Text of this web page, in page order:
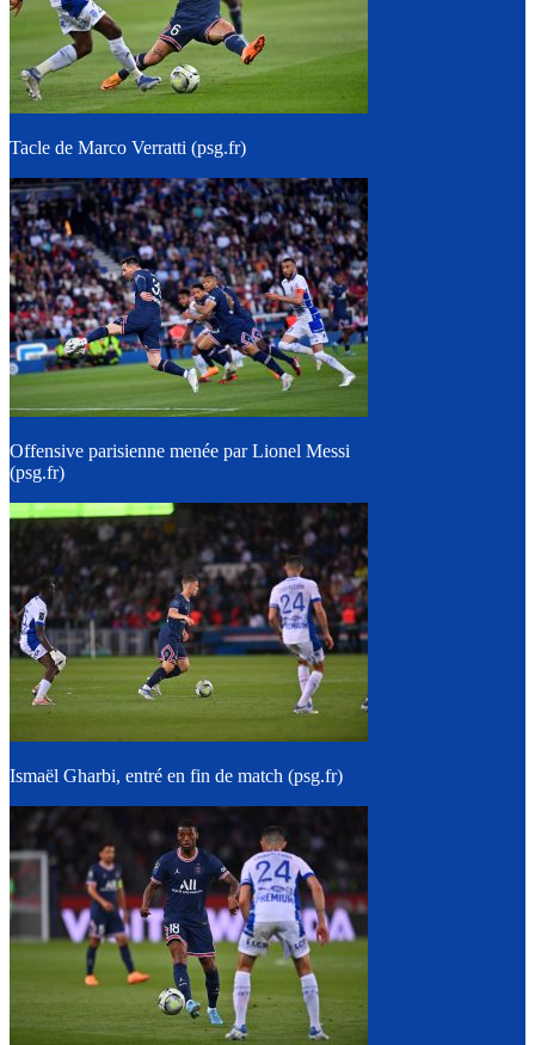
Tacle de Marco Verratti (psg.fr)
Offensive parisienne menée par Lionel Messi
(psg.fr)
Ismaël Gharbi, entré en fin de match (psg.fr)